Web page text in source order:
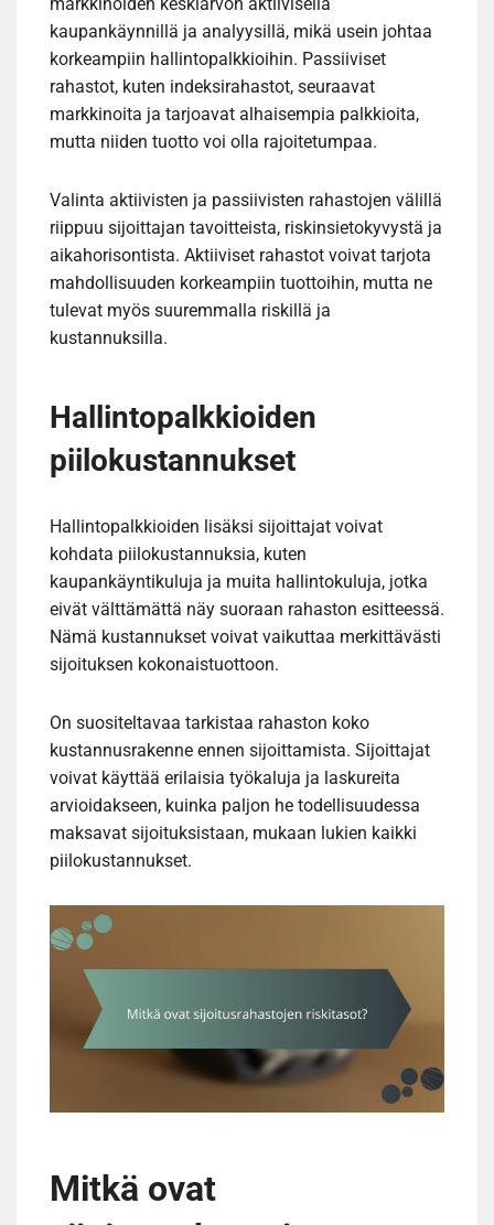
kaupankäynnillä ja analyysillä, mikä usein johtaa
korkeampiin hallintopalkkioihin. Passiiviset
rahastot, kuten indeksirahastot, seuraavat
markkinoita ja tarjoavat alhaisempia palkkioita,
mutta niiden tuotto voi olla rajoitetumpaa.
Valinta aktiivisten ja passiivisten rahastojen välillä
riippuu sijoittajan tavoitteista, riskinsietokyvystä ja
aikahorisontista. Aktiiviset rahastot voivat tarjota
mahdollisuuden korkeampiin tuottoihin, mutta ne
tulevat myös suuremmalla riskillä ja
kustannuksilla.
Hallintopalkkioiden
piilokustannukset
Hallintopalkkioiden lisäksi sijoittajat voivat
kohdata piilokustannuksia, kuten
kaupankäyntikuluja ja muita hallintokuluja, jotka
eivät välttämättä näy suoraan rahaston esitteessä.
Nämä kustannukset voivat vaikuttaa merkittävästi
sijoituksen kokonaistuottoon.
On suositeltavaa tarkistaa rahaston koko
kustannusrakenne ennen sijoittamista. Sijoittajat
voivat käyttää erilaisia työkaluja ja laskureita
arvioidakseen, kuinka paljon he todellisuudessa
maksavat sijoituksistaan, mukaan lukien kaikki
piilokustannukset.
Mitkä ovat